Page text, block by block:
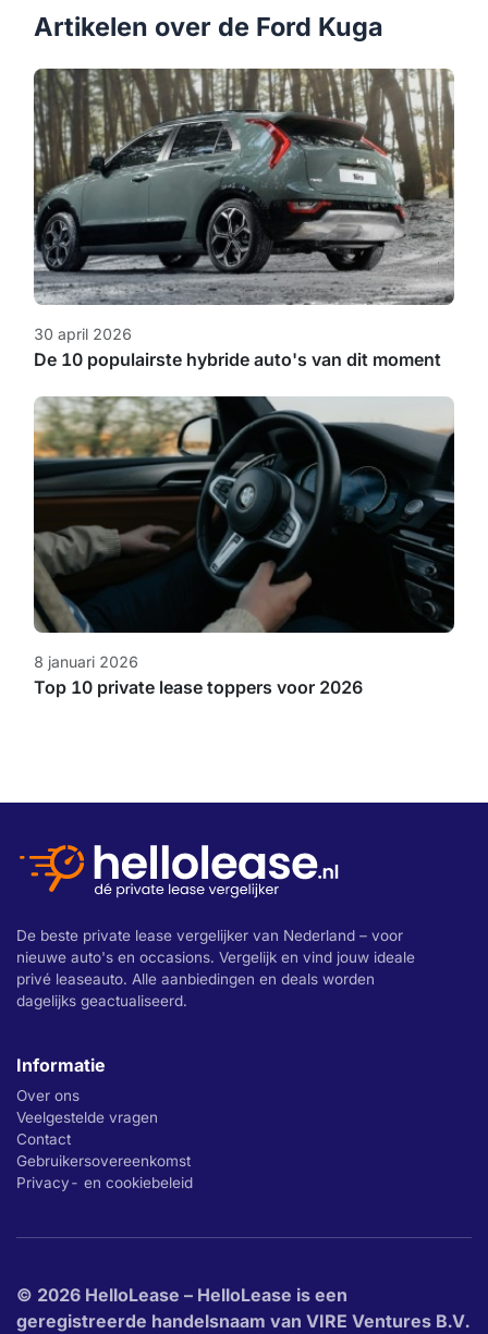
Artikelen over de Ford Kuga
30 april 2026
De 10 populairste hybride auto's van dit moment
8 januari 2026
Top 10 private lease toppers voor 2026
De beste private lease vergelijker van Nederland – voor
nieuwe auto's en occasions. Vergelijk en vind jouw ideale
privé leaseauto. Alle aanbiedingen en deals worden
dagelijks geactualiseerd.
Informatie
Over ons
Veelgestelde vragen
Contact
Gebruikersovereenkomst
Privacy- en cookiebeleid
© 2026 HelloLease – HelloLease is een
geregistreerde handelsnaam van VIRE Ventures B.V.